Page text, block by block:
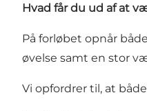
Hvad får du ud af at
På forløbet opnår
øvelse samt en stor
Vi opfordrer til, at